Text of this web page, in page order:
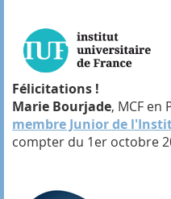
Félicitations !
Marie Bourjade, MCF en
membre Junior de
compter du 1er octobre